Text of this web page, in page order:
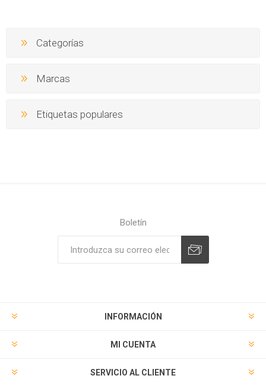
Categorías
Marcas
Etiquetas populares
Boletín
INFORMACIÓN
MI CUENTA
SERVICIO AL CLIENTE